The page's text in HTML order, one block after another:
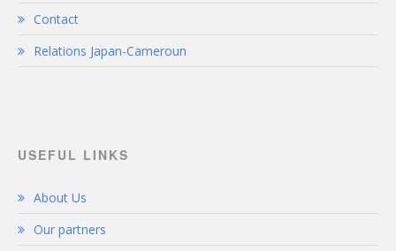
Contact
Relations Japan-Cameroun
USEFUL LINKS
About Us
Our partners